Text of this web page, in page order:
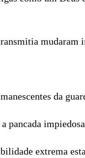
mudaram
da
pancada
extrema